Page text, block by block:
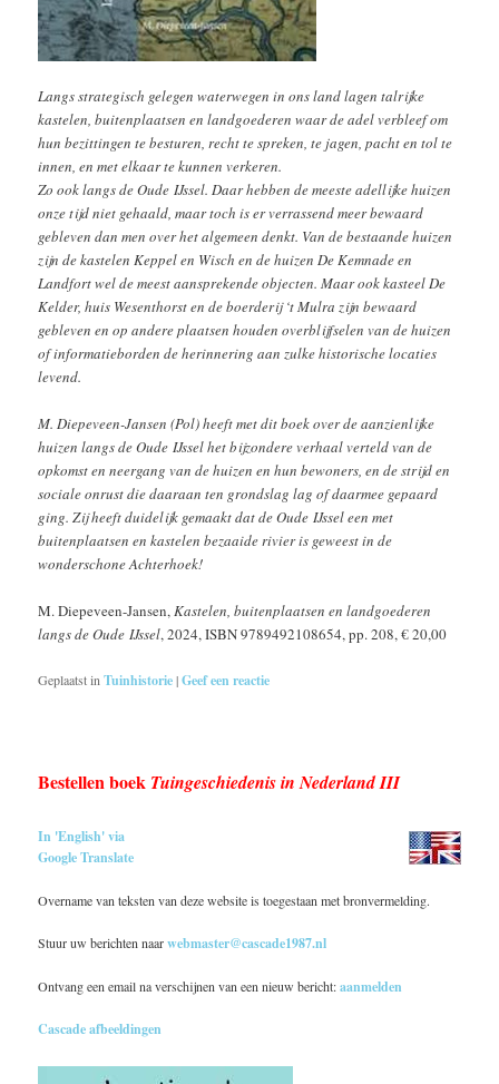
Langs strategisch gelegen waterwegen in ons land lagen talrijke
kastelen, buitenplaatsen en landgoederen waar de adel verbleef om
hun bezittingen te besturen, recht te spreken, te jagen, pacht en tol te
innen, en met elkaar te kunnen verkeren.
Zo ook langs de Oude IJssel. Daar hebben de meeste adellijke huizen
onze tijd niet gehaald, maar toch is er verrassend meer bewaard
gebleven dan men over het algemeen denkt. Van de bestaande huizen
zijn de kastelen Keppel en Wisch en de huizen De Kemnade en
Landfort wel de meest aansprekende objecten. Maar ook kasteel De
Kelder, huis Wesenthorst en de boerderij ‘t Mulra zijn bewaard
gebleven en op andere plaatsen houden overblijfselen van de huizen
of informatieborden de herinnering aan zulke historische locaties
levend.
M. Diepeveen-Jansen (Pol) heeft met dit boek over de aanzienlijke
huizen langs de Oude IJssel het bijzondere verhaal verteld van de
opkomst en neergang van de huizen en hun bewoners, en de strijd en
sociale onrust die daaraan ten grondslag lag of daarmee gepaard
ging. Zij heeft duidelijk gemaakt dat de Oude IJssel een met
buitenplaatsen en kastelen bezaaide rivier is geweest in de
wonderschone Achterhoek!
M. Diepeveen-Jansen,Kastelen, buitenplaatsen en landgoederen
langs de Oude IJssel, 2024, ISBN 9789492108654, pp. 208, € 20,00
Geplaatst in Tuinhistorie|Geef een reactie
Bestellen boek Tuingeschiedenis in Nederland III
In 'English' via
Google Translate
Overname van teksten van deze website is toegestaan met bronvermelding.
Stuur uw berichten naarwebmaster@cascade1987.nl
Ontvang een email na verschijnen van een nieuw bericht:aanmelden
Cascade afbeeldingen